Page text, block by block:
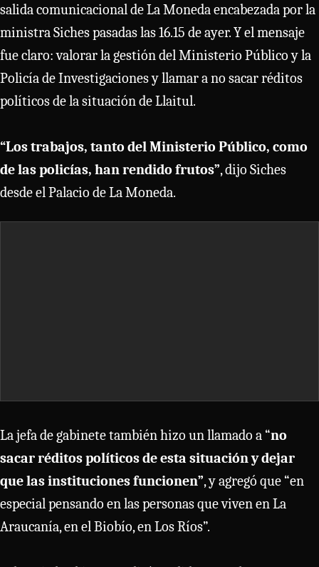
salida comunicacional de La Moneda encabezada por la
ministra Siches pasadas las 16.15 de ayer. Y el mensaje
fue claro: valorar la gestión del Ministerio Público y la
Policía de Investigaciones y llamar a no sacar réditos
políticos de la situación de Llaitul.
“Los trabajos, tanto del Ministerio Público, como
de las policías, han rendido frutos”, dijo Siches
desde el Palacio de La Moneda.
La jefa de gabinete también hizo un llamado a “no
sacar réditos políticos de esta situación y dejar
que las instituciones funcionen”, y agregó que “en
especial pensando en las personas que viven en La
Araucanía, en el Biobío, en Los Ríos”.